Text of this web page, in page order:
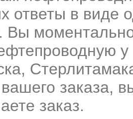
ответы в виде
Вы
заказа,
заказ.